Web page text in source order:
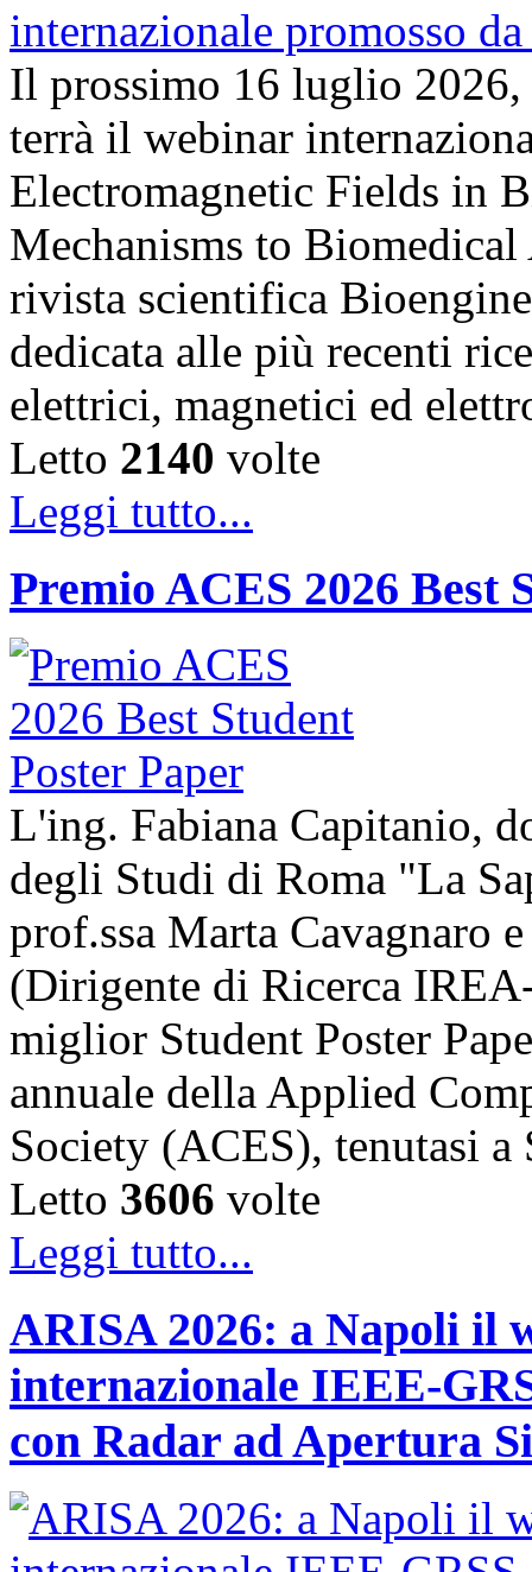
Il prossimo 16 luglio
terrà il webinar
Electromagnetic Fields in
Mechanisms to
rivista scientifica
dedicata alle più recenti
elettrici, magnetici ed
Letto 2140 volte
Leggi tutto...
Premio ACES 2026 Best
L'ing. Fabiana Capitanio,
degli Studi di Roma "La
prof.ssa Marta Cavagnaro
(Dirigente di Ricerca
miglior Student Poster
annuale della Applied
Society (ACES), tenutasi
Letto 3606 volte
Leggi tutto...
ARISA 2026: a Napoli il
internazionale IEEE-
con Radar ad Apertura